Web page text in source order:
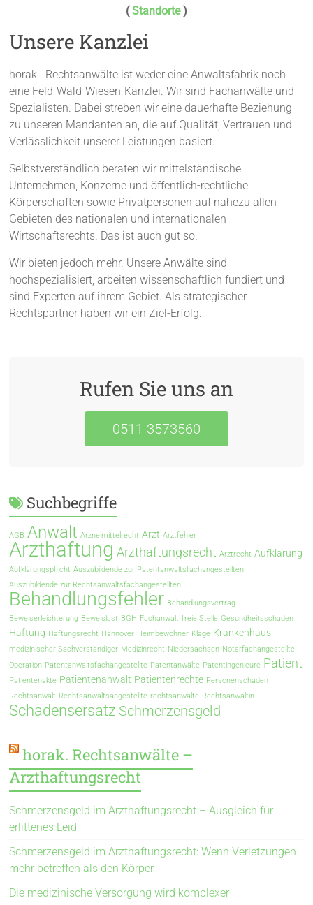
(Standorte)
Unsere Kanzlei
horak . Rechtsanwälte ist weder eine Anwaltsfabrik noch
eine Feld-Wald-Wiesen-Kanzlei. Wir sind Fachanwälte und
Spezialisten. Dabei streben wir eine dauerhafte Beziehung
zu unseren Mandanten an, die auf Qualität, Vertrauen und
Verlässlichkeit unserer Leistungen basiert.
Selbstverständlich beraten wir mittelständische
Unternehmen, Konzerne und öffentlich-rechtliche
Körperschaften sowie Privatpersonen auf nahezu allen
Gebieten des nationalen und internationalen
Wirtschaftsrechts. Das ist auch gut so.
Wir bieten jedoch mehr. Unsere Anwälte sind
hochspezialisiert, arbeiten wissenschaftlich fundiert und
sind Experten auf ihrem Gebiet. Als strategischer
Rechtspartner haben wir ein Ziel-Erfolg.
Rufen Sie uns an
0511 3573560
Suchbegriffe
AGB Anwalt Arzneimittelrecht Arzt Arztfehler
Arzthaftung Arzthaftungsrecht Arztrecht Aufklärung
Aufklärungspflicht Auszubildende zur Patentanwaltsfachangestellten
Auszubildende zur Rechtsanwaltsfachangestellten
Behandlungsfehler Behandlungsvertrag
Beweiserleichterung Beweislast BGH Fachanwalt freie Stelle Gesundheitsschaden
Haftung Haftungsrecht Hannover Heimbewohner Klage Krankenhaus
medizinischer Sachverständiger Medizinrecht Niedersachsen Notarfachangestellte
Operation Patentanwaltsfachangestellte Patentanwälte Patentingenieure Patient
Patientenakte Patientenanwalt Patientenrechte Personenschaden
Rechtsanwalt Rechtsanwaltsangestellte rechtsanwälte Rechtsanwältin
Schadensersatz Schmerzensgeld
horak. Rechtsanwälte –
Arzthaftungsrecht
Schmerzensgeld im Arzthaftungsrecht – Ausgleich für
erlittenes Leid
Schmerzensgeld im Arzthaftungsrecht: Wenn Verletzungen
mehr betreffen als den Körper
Die medizinische Versorgung wird komplexer